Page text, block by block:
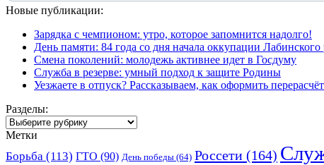
Новые публикации:
Зарядка с чемпионом: утро, которое запомнится надолго!
День памяти: 84 года со дня начала оккупации Лабинского
Смена поколений: молодежь активнее идет в Госдуму
Служба в резерве: умный подход к защите Родины
Уезжаете в отпуск? Рассказываем, как оформить
Разделы:
Разделы:
Метки
Борьба (113) ГТО (90) День победы (64) Россети (164)